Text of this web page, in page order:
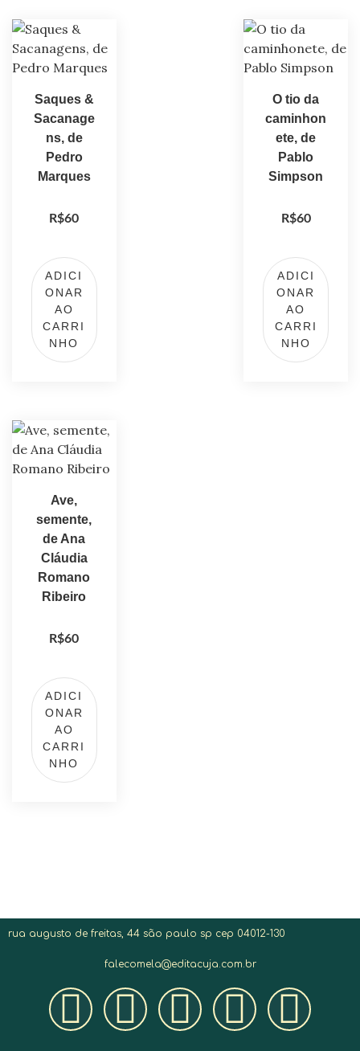
Saques &
Sacanage
ns, de
Pedro
Marques
R$60
ADICI
ONAR
AO
CARRI
NHO
O tio da
caminhon
ete, de
Pablo
Simpson
R$60
ADICI
ONAR
AO
CARRI
NHO
Ave,
semente,
de Ana
Cláudia
Romano
Ribeiro
R$60
ADICI
ONAR
AO
CARRI
NHO
rua augusto de freitas, 44 são paulo sp cep 04012-130
falecomela@editacuja.com.br